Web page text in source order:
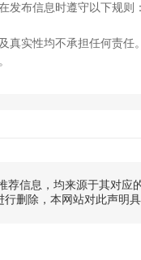
发布信息时遵守以下规
真实性均不承担任何责任
荐信息，均来源于其对
删除，本网站对此声明